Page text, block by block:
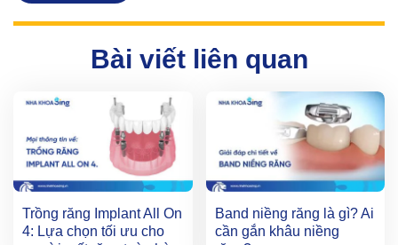
Bài viết liên quan
Trồng răng Implant All On
4: Lựa chọn tối ưu cho
Band niềng răng là gì? Ai
cần gắn khâu niềng